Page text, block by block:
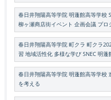
春日井翔陽高等学院 明蓬館高等学校
柳ヶ瀬商店街イベント 企画会議 プロ
春日井翔陽高等学院 町クラ 町クラ
習 地域活性化 多様な学び SNEC 明蓬
春日井翔陽高等学院 明蓬館高等学校
を考える